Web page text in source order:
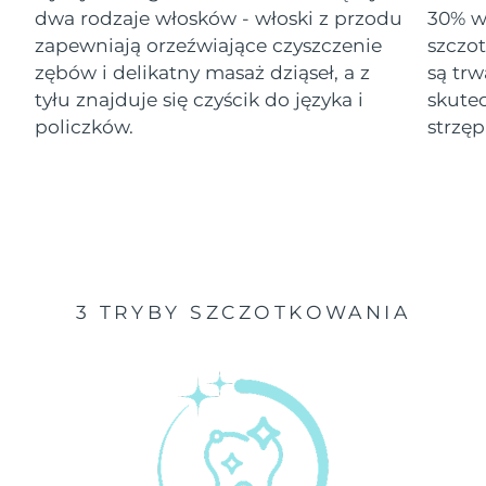
dwa rodzaje włosków - włoski z przodu
zapewniają orzeźwiające czyszczenie
zębów i delikatny masaż dziąseł, a z
tyłu znajduje się czyścik do języka i
policzków.
30%
są
3 TRYBY SZCZOTKOWANIA
Izrael
Oczekiwany czas dostawy
Włochy
Oczekiwany czas dostawy
8/8/26
Kazachstan
8/10/26
Oczekiwany czas dostawy